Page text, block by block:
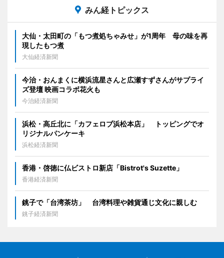
みん経トピックス
大仙・太田町の「もつ煮処ちゃみせ」が1周年 母の味を再
現したもつ煮
大仙経済新聞
今治・おんまくに横浜流星さんと広瀬すずさんがサプライ
ズ登壇 映画コラボ花火も
今治経済新聞
浜松・高丘北に「カフェロブ浜松本店」 トッピングでオ
リジナルパンケーキ
浜松経済新聞
香港・啓徳に仏ビストロ新店「Bistrot's Suzette」
香港経済新聞
銚子で「台湾茶坊」 台湾料理や雑貨通じ文化に親しむ
銚子経済新聞